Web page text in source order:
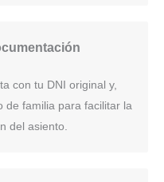
con tu DNI original y,
de familia para facilitar la
del asiento.